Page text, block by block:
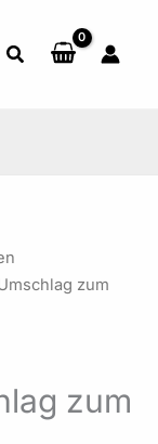
zum
zum